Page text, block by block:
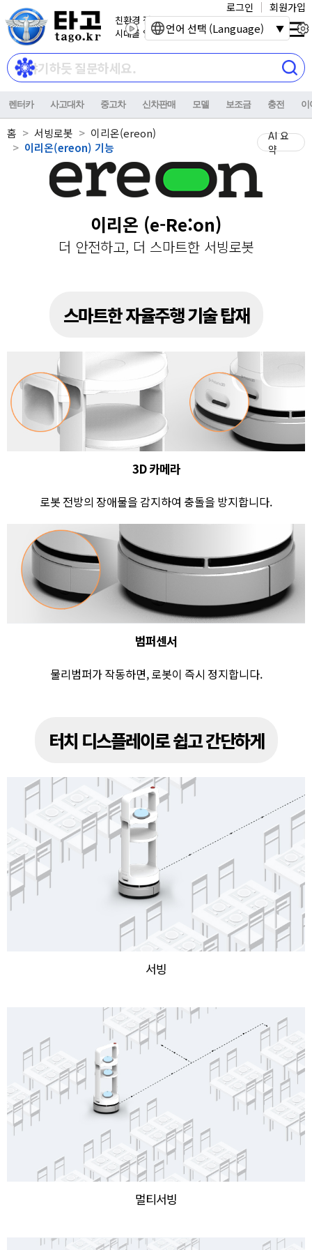
친환경 전기자동차
시대를 열어갑니다.
로그인 회원가입
렌터카 사고대차 중고차 신차판매 모델 보조금 충전 이
홈 서빙로봇
이리온(ereon)
이리온(ereon) 기능
AI 요
약
이리온 (e-Re:on)
더 안전하고, 더 스마트한 서빙로봇
스마트한 자율주행 기술 탑재
3D 카메라
로봇 전방의 장애물을 감지하여 충돌을 방지합니다.
범퍼센서
물리범퍼가 작동하면, 로봇이 즉시 정지합니다.
터치 디스플레이로 쉽고 간단하게
서빙
멀티서빙
언어 선택 (Language)